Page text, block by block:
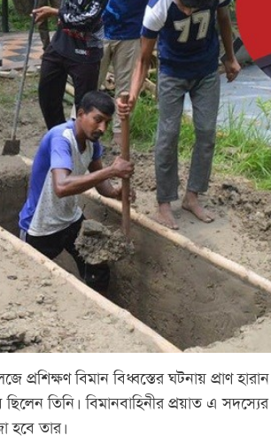
বিমান বিধ্বস্তের ঘটনায় প্রাণ হারান
তিনি। বিমানবাহিনীর প্রয়াত এ
হবে তার।